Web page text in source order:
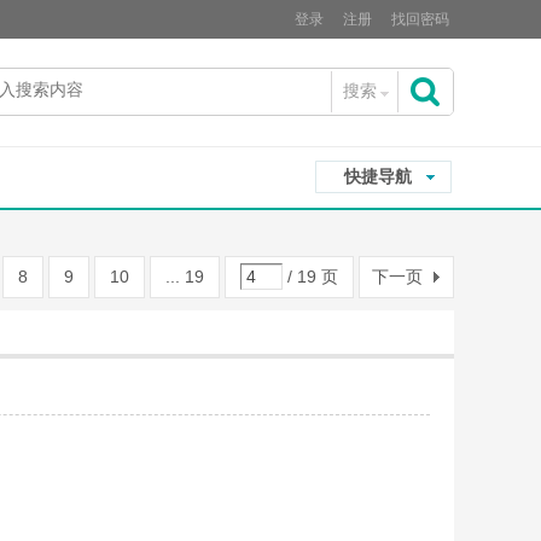
登录 注册 找回密码
搜索
快捷导航
8 9 10 ... 19 / 19 页 下一页